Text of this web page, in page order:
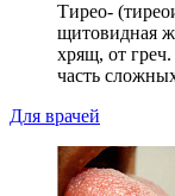
Тирео-
щитовидная
хрящ, от
часть
Для врачей